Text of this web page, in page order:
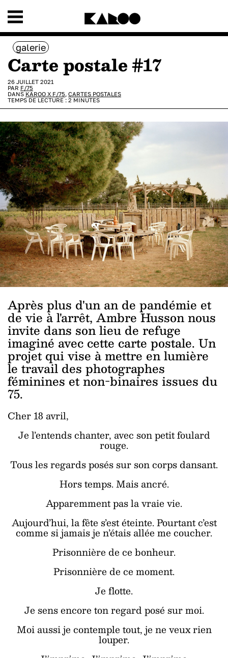
galerie
Carte postale #17
26 JUILLET 2021
PAR F/75
DANSKAROO X F/75 CARTES POSTALES
TEMPS DE LECTURE : 2 MINUTES
Après plus d'un an de pandémie et
de vie à l'arrêt, Ambre Husson nous
invite dans son lieu de refuge
imaginé avec cette carte postale. Un
projet qui vise à mettre en lumière
le travail des photographes
féminines et non-binaires issues du
75.
Cher 18 avril,
Je l’entends chanter, avec son petit foulard
rouge.
Tous les regards posés sur son corps dansant.
Hors temps. Mais ancré.
Apparemment pas la vraie vie.
Aujourd’hui, la fête s’est éteinte. Pourtant c’est
comme si jamais je n’étais allée me coucher.
Prisonnière de ce bonheur.
Prisonnière de ce moment.
Je flotte.
Je sens encore ton regard posé sur moi.
Moi aussi je contemple tout, je ne veux rien
louper.